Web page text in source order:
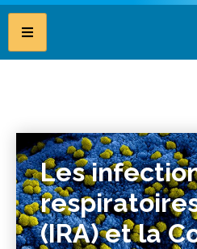
Les
(IRA) et la